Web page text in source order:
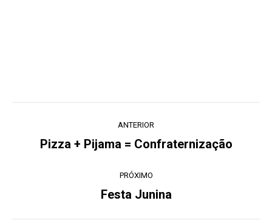
ANTERIOR
Post
Pizza + Pijama = Confraternização
PRÓXIMO
Próximo
Festa Junina